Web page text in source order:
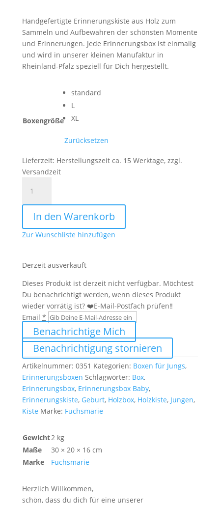
Handgefertigte Erinnerungskiste aus Holz zum
Sammeln und Aufbewahren der schönsten Momente
und Erinnerungen. Jede Erinnerungsbox ist einmalig
und wird in unserer kleinen Manufaktur in
Rheinland-Pfalz speziell für Dich hergestellt.
Boxengröße
standard
L
XL
Zurücksetzen
Lieferzeit: Herstellungszeit ca. 15 Werktage, zzgl.
Versandzeit
Erinnerungsbox
Holzkiste
Bär
In den Warenkorb
Zur Wunschliste hinzufügen
Derzeit ausverkauft
Dieses Produkt ist derzeit nicht verfügbar. Möchtest
Du benachrichtigt werden, wenn dieses Produkt
wieder vorrätig ist? ❤️E-Mail-Postfach prüfen‼️
Email *
Benachrichtige Mich
Benachrichtigung stornieren
Artikelnummer: 0351 Kategorien: Boxen für Jungs,
Erinnerungsboxen Schlagwörter: Box,
Erinnerungsbox, Erinnerungsbox Baby,
Erinnerungskiste, Geburt, Holzbox, Holzkiste, Jungen,
Kiste Marke: Fuchsmarie
Gewicht2 kg
Maße
30 × 20 × 16 cm
Marke
Fuchsmarie
Herzlich Willkommen,
schön, dass du dich für eine unserer